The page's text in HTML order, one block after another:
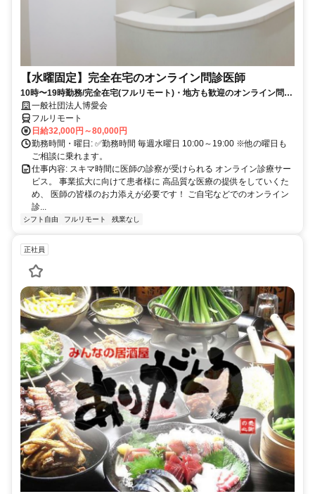
【水曜固定】完全在宅のオンライン問診医師
10時〜19時勤務/完全在宅(フルリモート)・地方も歓迎のオンライン問診
業務一般社団法人博愛会
フルリモート
日給32,000円～80,000円
勤務時間・曜日: ✅勤務時間 毎週水曜日 10:00～19:00 ※他の曜日も
ご相談に乗れます。
仕事内容: スキマ時間に医師の診察が受けられる オンライン診療サー
ビス。 事業拡大に向けて患者様に 高品質な医療の提供をしていくた
め、 医師の皆様のお力添えが必要です！ ご自宅などでのオンライン
診...
シフト自由 フルリモート 残業なし
正社員